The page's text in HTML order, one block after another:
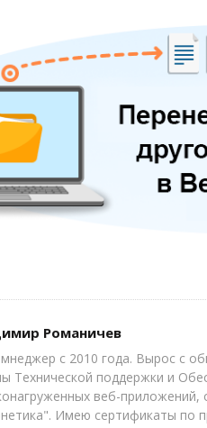
Романичев
с 2010 года. Вырос с
Технической поддержки и
веб-
Имею сертификаты по